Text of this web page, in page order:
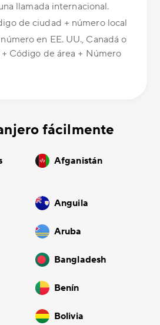
llamada internacional.
de ciudad + número local
en EE. UU., Canadá o
Código de área + Número
fácilmente
Afganistán
Anguila
Aruba
Bangladesh
Benín
Bolivia